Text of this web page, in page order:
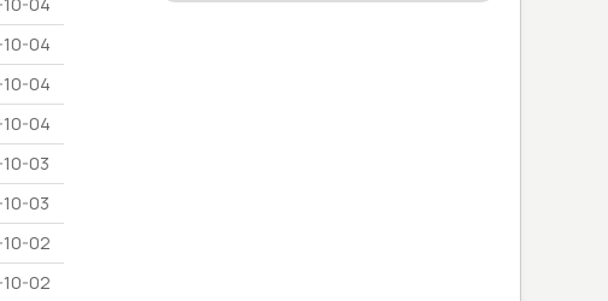
04
04
04
03
03
02
02